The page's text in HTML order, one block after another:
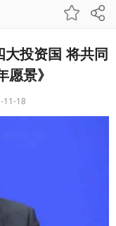
投资国 将共同
景》
11-18